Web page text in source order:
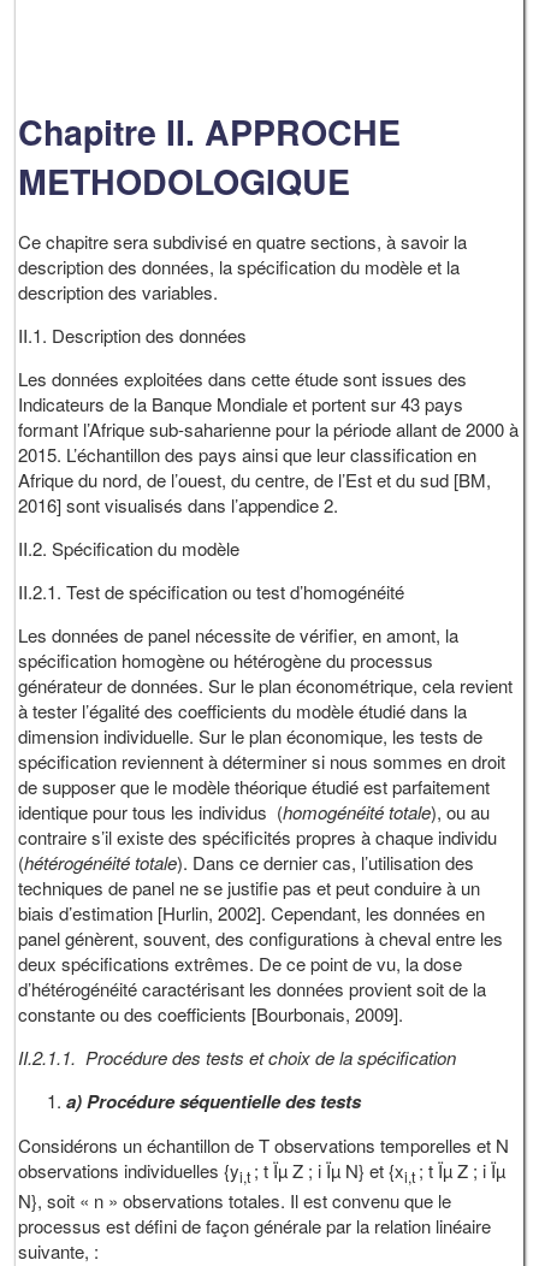
Chapitre II. APPROCHE
METHODOLOGIQUE
Ce chapitre sera subdivisé en quatre sections, à savoir la
description des données, la spécification du modèle et la
description des variables.
II.1. Description des données
Les données exploitées dans cette étude sont issues des
Indicateurs de la Banque Mondiale et portent sur 43 pays
formant l’Afrique sub-saharienne pour la période allant de 2000 à
2015. L’échantillon des pays ainsi que leur classification en
Afrique du nord, de l’ouest, du centre, de l’Est et du sud [BM,
2016] sont visualisés dans l’appendice 2.
II.2. Spécification du modèle
II.2.1. Test de spécification ou test d’homogénéité
Les données de panel nécessite de vérifier, en amont, la
spécification homogène ou hétérogène du processus
générateur de données. Sur le plan économétrique, cela revient
à tester l’égalité des coefficients du modèle étudié dans la
dimension individuelle. Sur le plan économique, les tests de
spécification reviennent à déterminer si nous sommes en droit
de supposer que le modèle théorique étudié est parfaitement
identique pour tous les individus (homogénéité totale), ou au
contraire s’il existe des spécificités propres à chaque individu
(hétérogénéité totale). Dans ce dernier cas, l’utilisation des
techniques de panel ne se justifie pas et peut conduire à un
biais d’estimation [Hurlin, 2002]. Cependant, les données en
panel génèrent, souvent, des configurations à cheval entre les
deux spécifications extrêmes. De ce point de vu, la dose
d’hétérogénéité caractérisant les données provient soit de la
constante ou des coefficients [Bourbonais, 2009].
II.2.1.1. Procédure des tests et choix de la spécification
a) Procédure séquentielle des tests
Considérons un échantillon de T observations temporelles et N
observations individuelles {yi,t; t Ïµ Z ; i Ïµ N} et {xi,t; t Ïµ Z ; i Ïµ
N}, soit « n » observations totales. Il est convenu que le
processus est défini de façon générale par la relation linéaire
suivante, :